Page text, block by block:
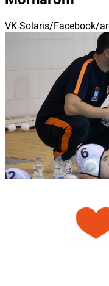
VK Solaris/Facebook/